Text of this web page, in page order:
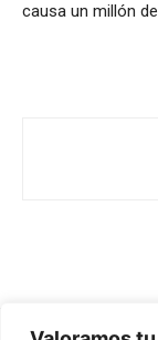
causa un millón